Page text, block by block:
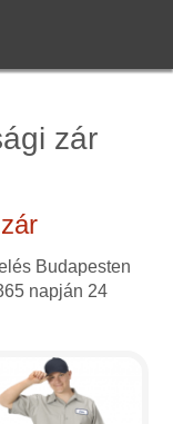
zár
Budapesten
napján 24